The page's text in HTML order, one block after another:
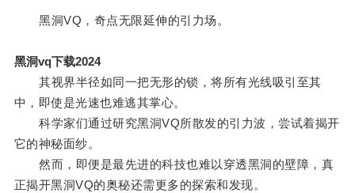
黑洞VQ，奇点无限延伸的引力场。
黑洞vq下载2024
其视界半径如同一把无形的锁，将所有光线吸引至其
中，即使是光速也难逃其掌心。
科学家们通过研究黑洞VQ所散发的引力波，尝试着揭开
它的神秘面纱。
然而，即便是最先进的科技也难以穿透黑洞的壁障，真
正揭开黑洞VQ的奥秘还需更多的探索和发现。